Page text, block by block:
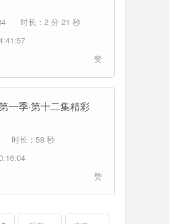
时长：2 分 21 秒
赞
一季·第十二集精彩
时长：58 秒
赞